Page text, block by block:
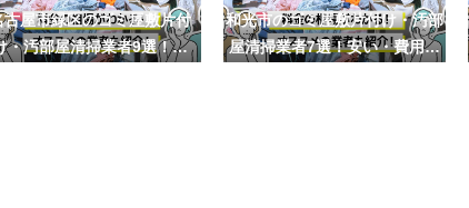
古屋市緑区のゴミ屋敷片付
・汚部屋清掃業者9選！安
和光市のゴミ屋敷片付け・汚部
屋清掃業者7選！安い・費用相